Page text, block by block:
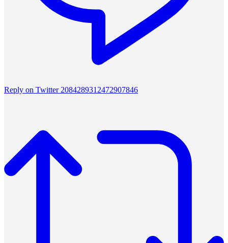
Reply on Twitter 2084289312472907846